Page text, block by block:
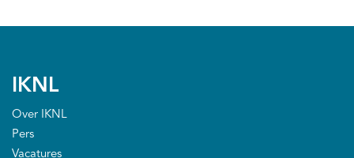
IKNL
Over IKNL
Pers
Vacatures